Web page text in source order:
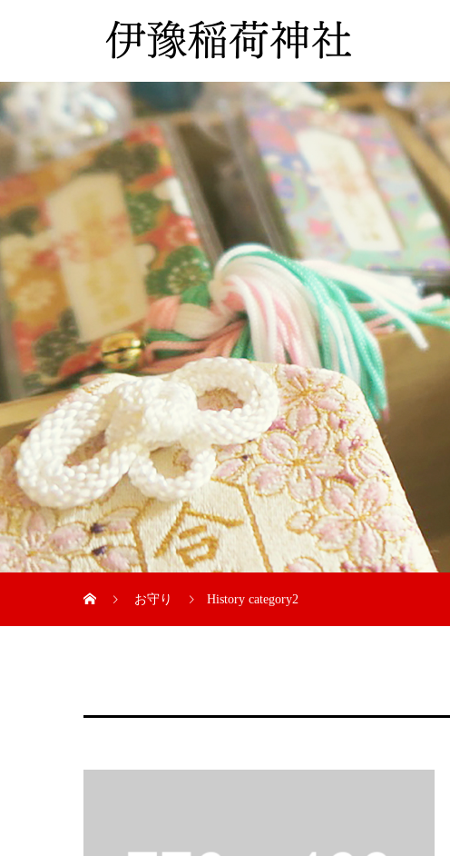
お守り History category2